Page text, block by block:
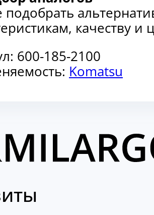
подобрать
качеству
600-185-2100
Komatsu